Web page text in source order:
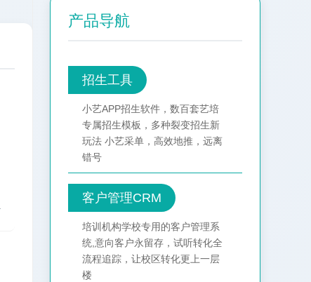
产品导航
招生工具
小艺APP招生软件，数百套艺培
专属招生模板，多种裂变招生新
玩法 小艺采单，高效地推，远离
错号
客户管理CRM
培训机构学校专用的客户管理系
统,意向客户永留存，试听转化全
流程追踪，让校区转化更上一层
楼